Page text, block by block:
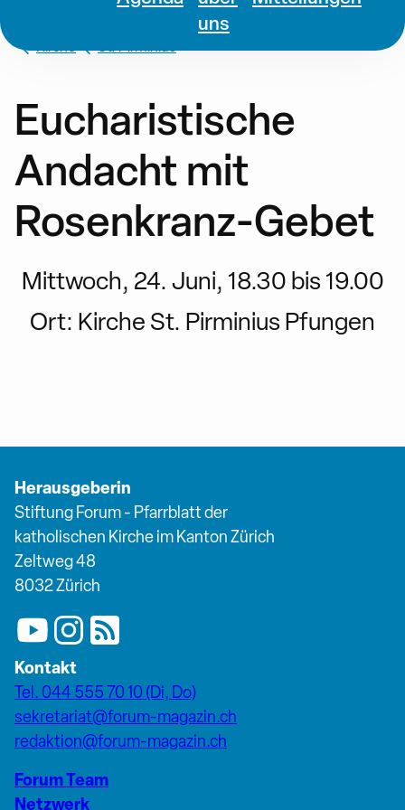
uns
Kirche St. Pirminius
Eucharistische
Andacht mit
Rosenkranz-Gebet
Mittwoch, 24. Juni, 18.30 bis 19.00
Ort: Kirche St. Pirminius Pfungen
Herausgeberin
Stiftung Forum - Pfarrblatt der
katholischen Kirche im Kanton Zürich
Zeltweg 48
8032 Zürich
Kontakt
Tel. 044 555 70 10 (Di, Do)
sekretariat@forum-magazin.ch
redaktion@forum-magazin.ch
Forum Team
Netzwerk